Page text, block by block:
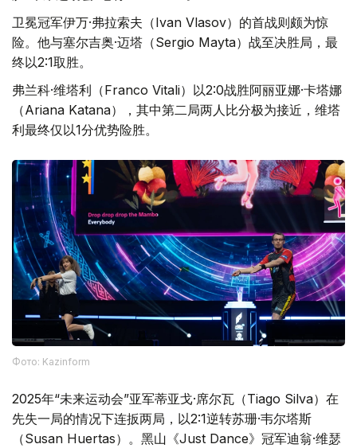
卫冕冠军伊万·弗拉索夫（Ivan Vlasov）的首战则颇为惊
险。他与塞尔吉奥·迈塔（Sergio Mayta）战至决胜局，最
终以2:1取胜。
弗兰科·维塔利（Franco Vitali）以2:0战胜阿丽亚娜·卡塔娜
（Ariana Katana），其中第二局两人比分极为接近，维塔
利最终仅以1分优势险胜。
Фото: Kazinform
2025年“未来运动会”亚军蒂亚戈·席尔瓦（Tiago Silva）在
先失一局的情况下连扳两局，以2:1逆转苏珊·韦尔塔斯
（Susan Huertas）。黑山《Just Dance》冠军迪翁·维瑟